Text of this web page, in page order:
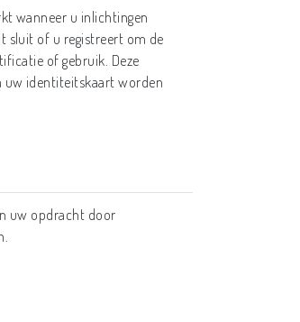
wanneer u inlichtingen
sluit of u registreert om de
of gebruik. Deze
uw identiteitskaart worden
uw opdracht door